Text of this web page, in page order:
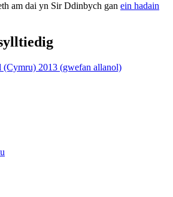
am dai yn Sir Ddinbych gan ein hadain
2013 (gwefan allanol)